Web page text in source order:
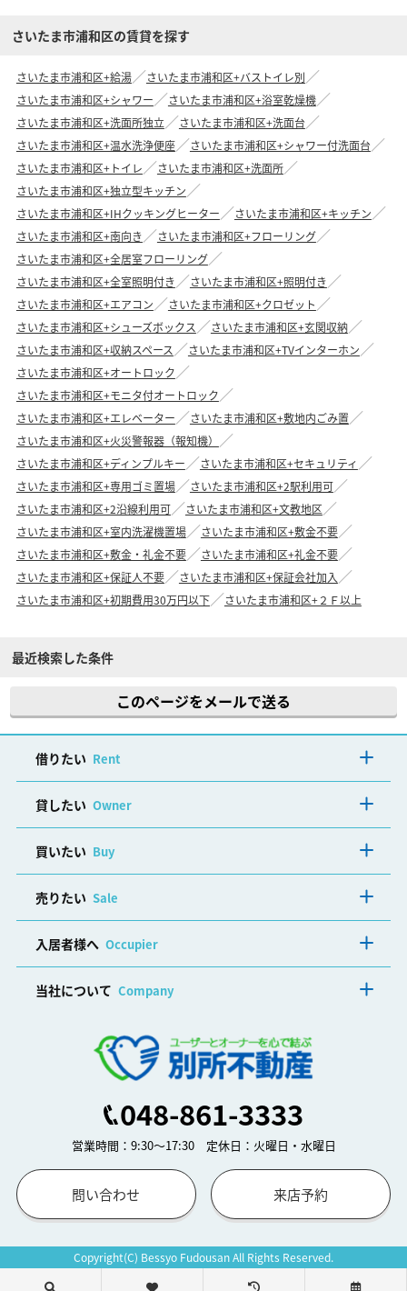
さいたま市浦和区の賃貸を探す
さいたま市浦和区+給湯
さいたま市浦和区+バストイレ別
さいたま市浦和区+シャワー
さいたま市浦和区+浴室乾燥機
さいたま市浦和区+洗面所独立
さいたま市浦和区+洗面台
さいたま市浦和区+温水洗浄便座
さいたま市浦和区+シャワー付洗面台
さいたま市浦和区+トイレ
さいたま市浦和区+洗面所
さいたま市浦和区+独立型キッチン
さいたま市浦和区+IHクッキングヒーター
さいたま市浦和区+キッチン
さいたま市浦和区+南向き
さいたま市浦和区+フローリング
さいたま市浦和区+全居室フローリング
さいたま市浦和区+全室照明付き
さいたま市浦和区+照明付き
さいたま市浦和区+エアコン
さいたま市浦和区+クロゼット
さいたま市浦和区+シューズボックス
さいたま市浦和区+玄関収納
さいたま市浦和区+収納スペース
さいたま市浦和区+TVインターホン
さいたま市浦和区+オートロック
さいたま市浦和区+モニタ付オートロック
さいたま市浦和区+エレベーター
さいたま市浦和区+敷地内ごみ置
さいたま市浦和区+火災警報器（報知機）
さいたま市浦和区+ディンプルキー
さいたま市浦和区+セキュリティ
さいたま市浦和区+専用ゴミ置場
さいたま市浦和区+2駅利用可
さいたま市浦和区+2沿線利用可
さいたま市浦和区+文教地区
さいたま市浦和区+室内洗濯機置場
さいたま市浦和区+敷金不要
さいたま市浦和区+敷金・礼金不要
さいたま市浦和区+礼金不要
さいたま市浦和区+保証人不要
さいたま市浦和区+保証会社加入
さいたま市浦和区+初期費用30万円以下
さいたま市浦和区+２Ｆ以上
最近検索した条件
このページをメールで送る
借りたい Rent
貸したい Owner
買いたい Buy
売りたい Sale
入居者様へ Occupier
当社について Company
048-861-3333
営業時間：9:30～17:30 定休日：火曜日・水曜日
問い合わせ 来店予約
Copyright(C) Bessyo Fudousan All Rights Reserved.